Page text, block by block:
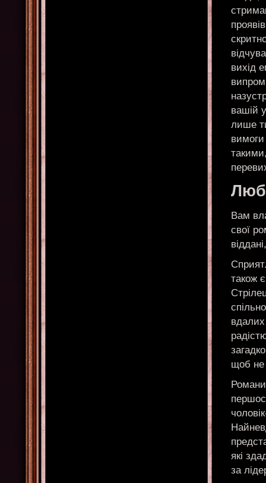
вихід
вашій
лише
вимоги
Вам
свої
також
вдалих
щоб не
які
за